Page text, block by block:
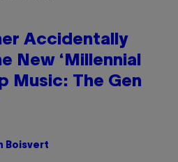
Accidentally
New ‘Millennial
Music: The Gen
Boisvert